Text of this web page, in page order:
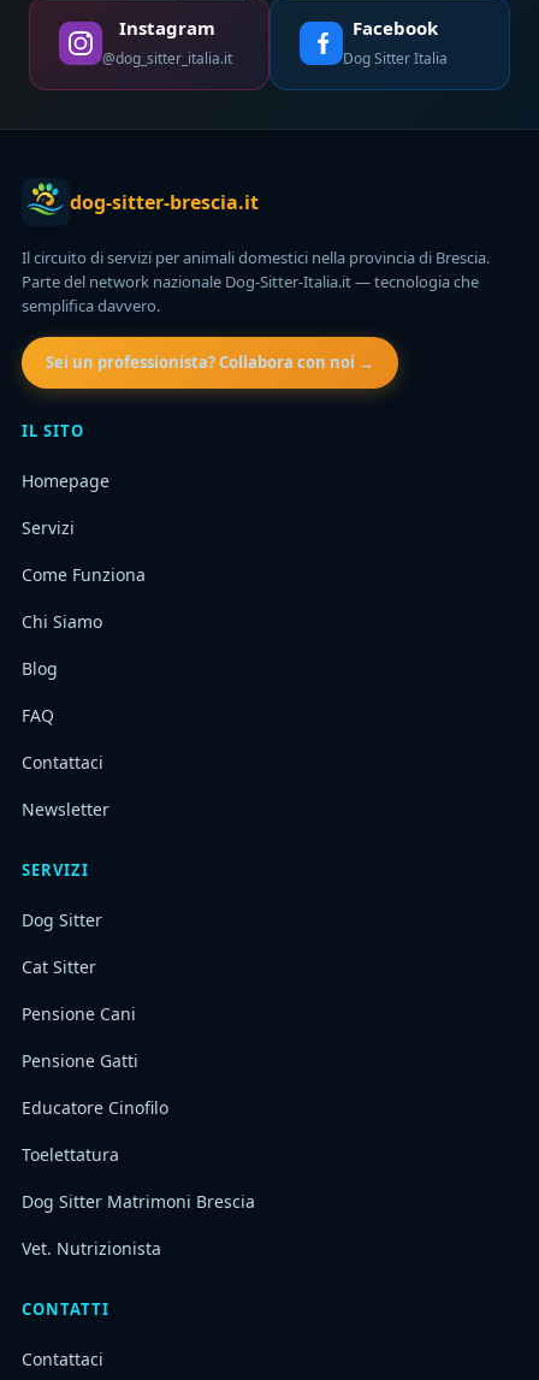
Instagram
@dog_sitter_italia.it
Facebook
Dog Sitter Italia
dog-sitter-brescia.it
Il circuito di servizi per animali domestici nella provincia di Brescia.
Parte del network nazionale Dog-Sitter-Italia.it — tecnologia che
semplifica davvero.
Sei un professionista? Collabora con noi →
IL SITO
Homepage
Servizi
Come Funziona
Chi Siamo
Blog
FAQ
Contattaci
Newsletter
SERVIZI
Dog Sitter
Cat Sitter
Pensione Cani
Pensione Gatti
Educatore Cinofilo
Toelettatura
Dog Sitter Matrimoni Brescia
Vet. Nutrizionista
CONTATTI
Contattaci